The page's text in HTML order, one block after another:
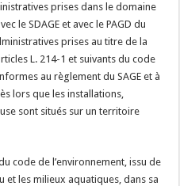
prises dans le domaine
le SDAGE et avec le PAGD du
prises au titre de la
L. 214-1 et suivants du code
au règlement du SAGE et à
lors que les installations,
sont situés sur un territoire
code de l’environnement, issu de
et les milieux aquatiques, dans sa